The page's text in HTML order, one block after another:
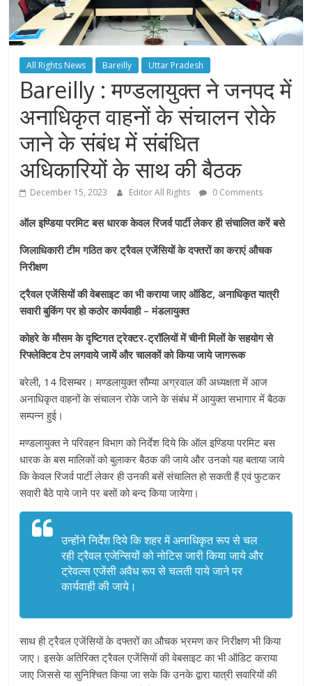
All Rights News Bareilly Uttar Pradesh
Bareilly : मण्डलायुक्त ने जनपद में
अनाधिकृत वाहनों के संचालन रोके
जाने के संबंध में संबंधित
अधिकारियों के साथ की बैठक
December 15, 2023 Editor All Rights 0 Comments
ऑल इण्डिया परमिट बस धारक केवल रिजर्व पार्टी लेकर ही संचालित करें बसे
जिलाधिकारी टीम गठित कर ट्रैवल एजेंसियों के दफ्तरों का कराएं औचक
निरीक्षण
ट्रैवल एजेंसियों की वेबसाइट का भी कराया जाए ऑडिट, अनाधिकृत यात्री
सवारी बुकिंग पर हो कठोर कार्यवाही – मंडलायुक्त
कोहरे के मौसम के दृष्टिगत ट्रेक्टर-ट्रॉलियों में चीनी मिलों के सहयोग से
रिफ्लेक्टिव टेप लगवाये जायें और चालकों को किया जाये जागरूक
बरेली, 14 दिसम्बर। मण्डलायुक्त सौम्या अग्रवाल की अध्यक्षता में आज
अनाधिकृत वाहनों के संचालन रोके जाने के संबंध में आयुक्त सभागार में बैठक
सम्पन्न हुई।
मण्डलायुक्त ने परिवहन विभाग को निर्देश दिये कि ऑल इण्डिया परमिट बस
धारक के बस मालिकों को बुलाकर बैठक की जाये और उनको यह बताया जाये
कि केवल रिजर्व पार्टी लेकर ही उनकी बसें संचालित हो सकती हैं एवं फुटकर
सवारी बैठे पाये जाने पर बसों को बन्द किया जायेगा।
उन्होंने निर्देश दिये कि शहर में अनाधिकृत रूप से चल
रही ट्रैवल एजेन्सियों को नोटिस जारी किया जाये और
ट्रेवल्स एजेंसी अवैध रूप से चलती पाये जाने पर
कार्यवाही की जाये।
साथ ही ट्रैवल एजेंसियों के दफ्तरों का औचक भ्रमण कर निरीक्षण भी किया
जाए। इसके अतिरिक्त ट्रैवल एजेंसियों की वेबसाइट का भी ऑडिट कराया
जाए जिससे या सुनिश्चित किया जा सके कि उनके द्वारा यात्री सवारियों की